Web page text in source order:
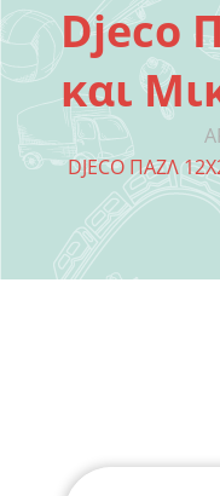
Djeco
και
DJECO ΠΆΖΛ